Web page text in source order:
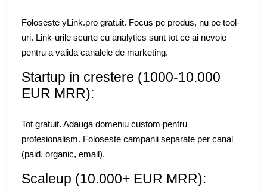
Foloseste yLink.pro gratuit. Focus pe produs, nu pe tool-
uri. Link-urile scurte cu analytics sunt tot ce ai nevoie
pentru a valida canalele de marketing.
Startup in crestere (1000-10.000
EUR MRR):
Tot gratuit. Adauga domeniu custom pentru
profesionalism. Foloseste campanii separate per canal
(paid, organic, email).
Scaleup (10.000+ EUR MRR):